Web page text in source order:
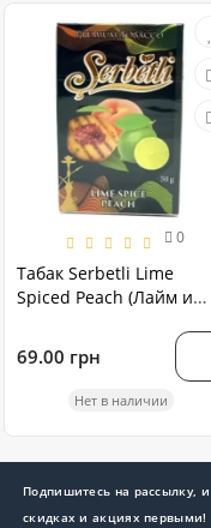
0
Табак Serbetli Lime
Spiced Peach (Лайм и
В.Р. 50 грамм
69.00 грн
Нет в наличии
Подпишитесь на рассылку, и
скидках и акциях первыми!